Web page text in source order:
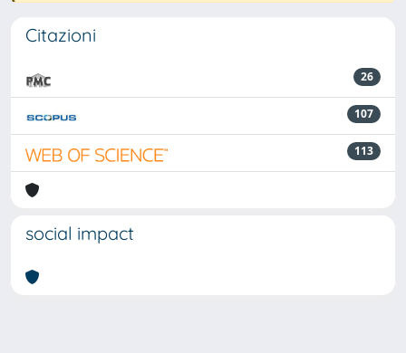
Citazioni
26
107
113
social impact